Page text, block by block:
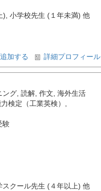
小学校先生 (１年未満) 他
加する 詳細プロフィー
ング, 読解, 作文 海外生活
検定（工業英検）
験
クール先生 (４年以上) 他